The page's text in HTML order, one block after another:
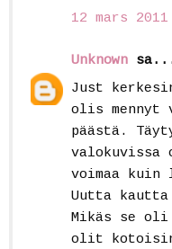
12 mars
Unknown
Just
olis mennyt
päästä.
valokuvissa
voimaa kuin
Uutta
Mikäs se
olit